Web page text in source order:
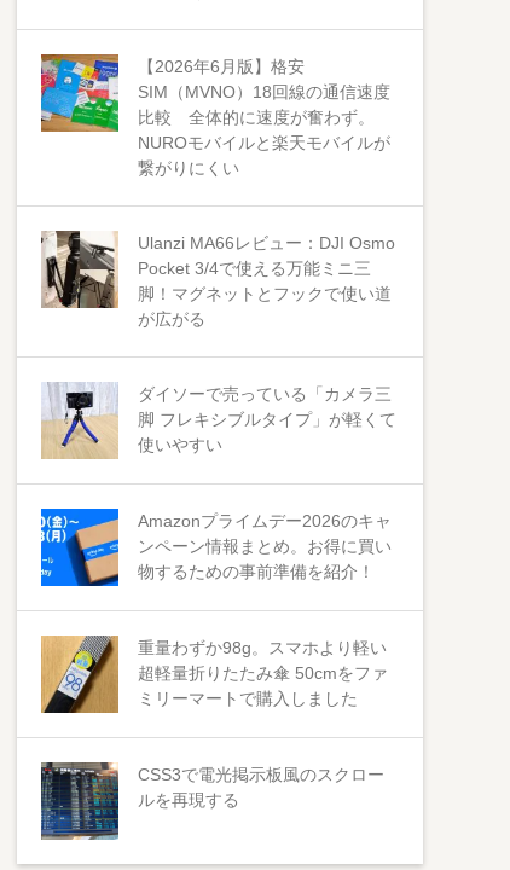
【2026年6月版】格安
SIM（MVNO）18回線の通信速度
比較 全体的に速度が奮わず。
NUROモバイルと楽天モバイルが
繋がりにくい
Ulanzi MA66レビュー：DJI Osmo
Pocket 3/4で使える万能ミニ三
脚！マグネットとフックで使い道
が広がる
ダイソーで売っている「カメラ三
脚 フレキシブルタイプ」が軽くて
使いやすい
Amazonプライムデー2026のキャ
ンペーン情報まとめ。お得に買い
物するための事前準備を紹介！
重量わずか98g。スマホより軽い
超軽量折りたたみ傘 50cmをファ
ミリーマートで購入しました
CSS3で電光掲示板風のスクロー
ルを再現する